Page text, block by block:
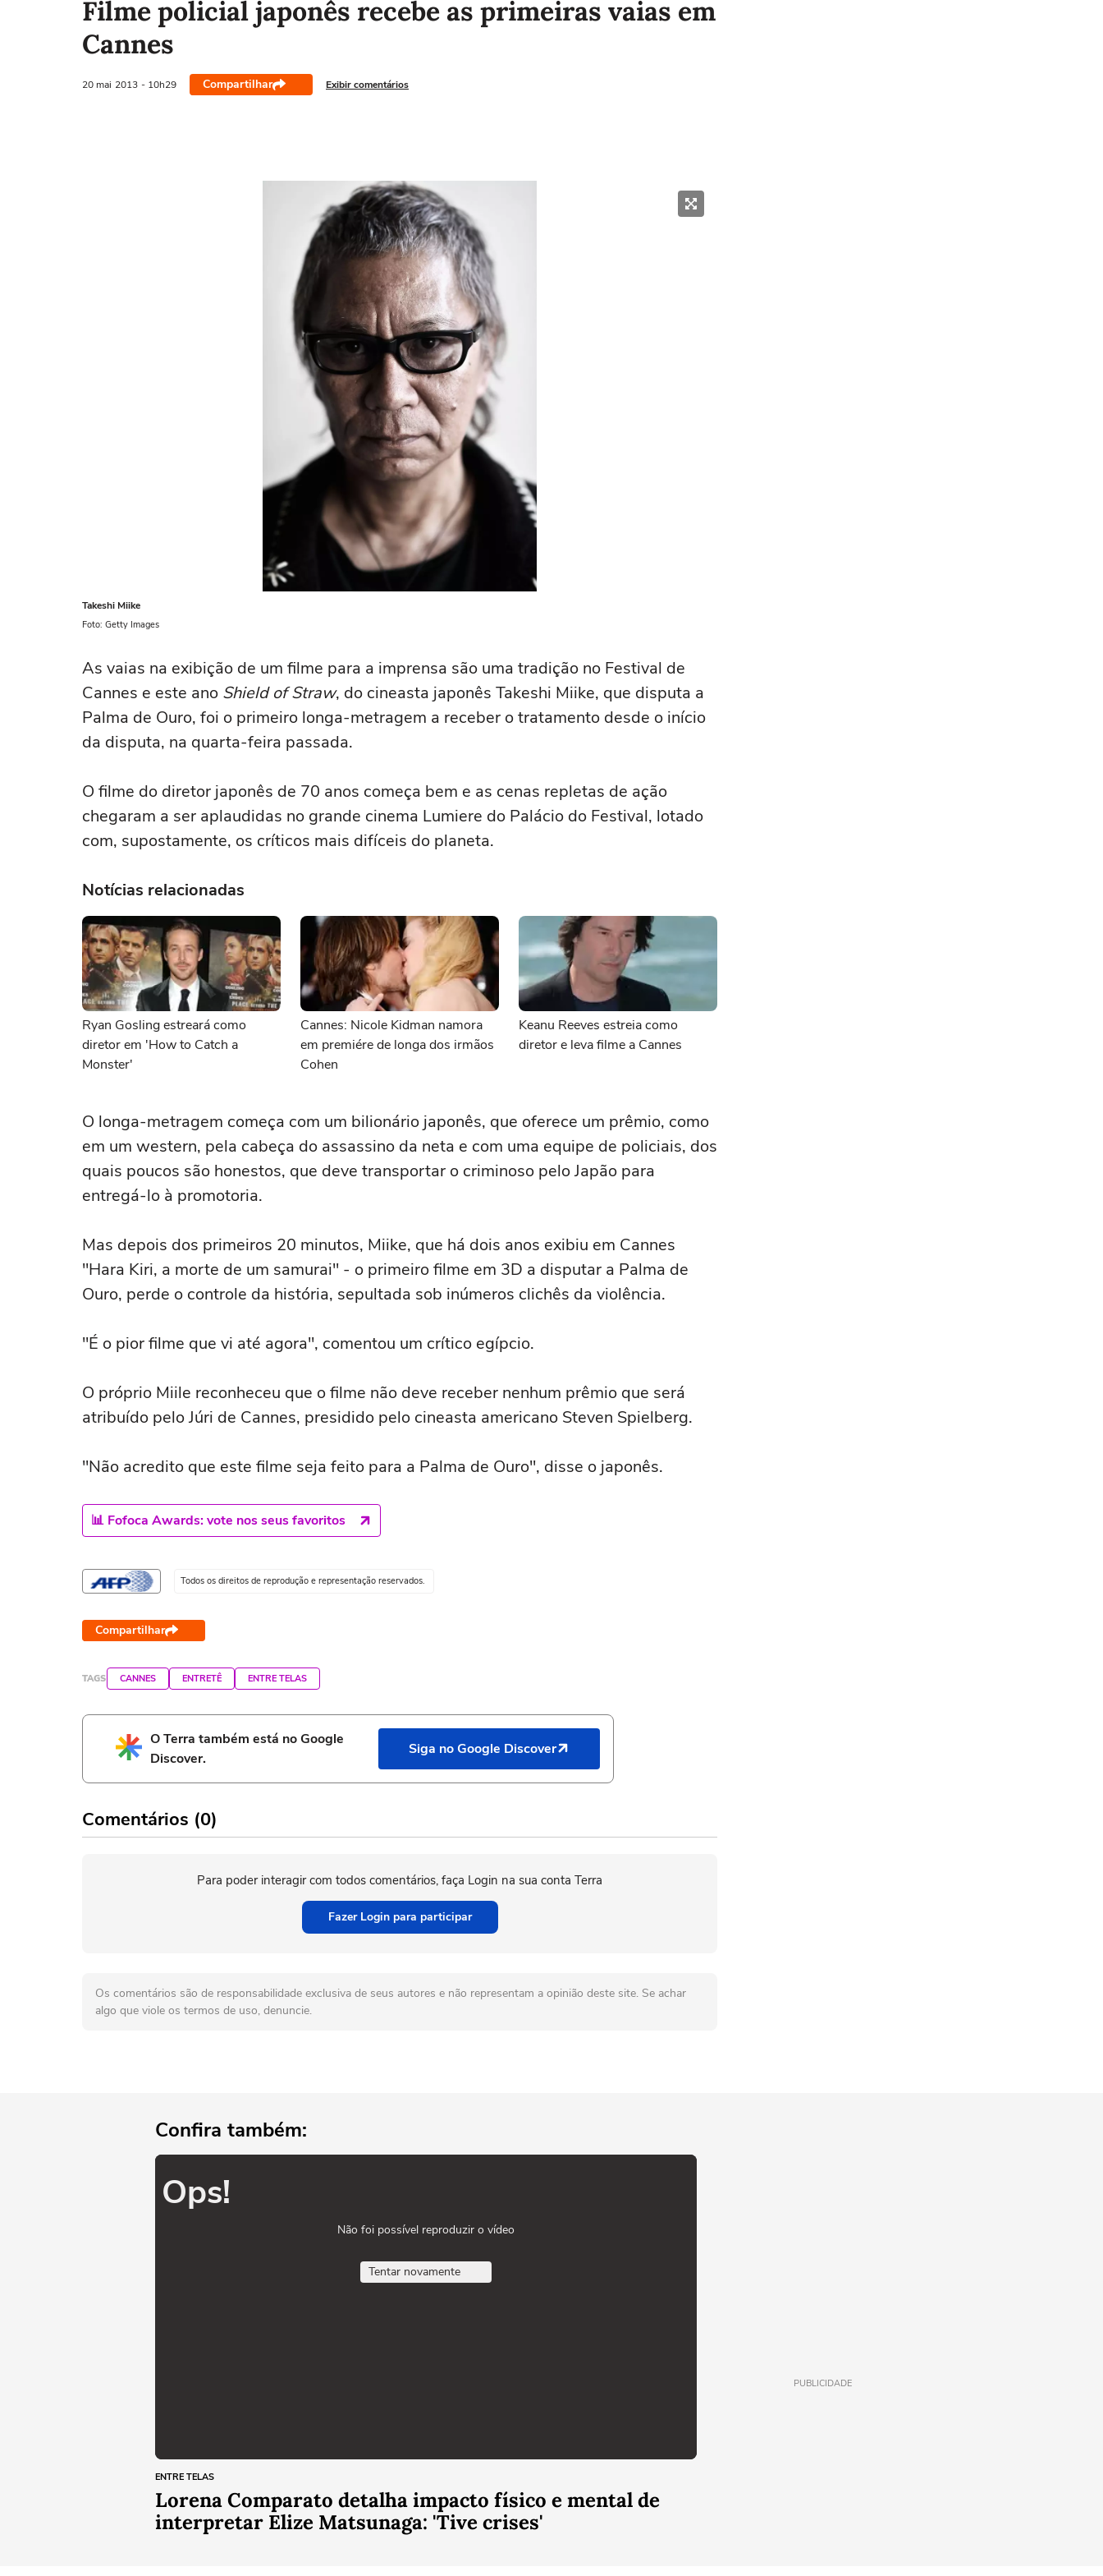
Filme policial japonês recebe as primeiras vaias em
Cannes
20 mai 2013 - 10h29 Compartilhar Exibir comentários
Takeshi Miike
Foto: Getty Images
As vaias na exibição de um filme para a imprensa são uma tradição no Festival de
Cannes e este ano Shield of Straw, do cineasta japonês Takeshi Miike, que disputa a
Palma de Ouro, foi o primeiro longa-metragem a receber o tratamento desde o início
da disputa, na quarta-feira passada.
O filme do diretor japonês de 70 anos começa bem e as cenas repletas de ação
chegaram a ser aplaudidas no grande cinema Lumiere do Palácio do Festival, lotado
com, supostamente, os críticos mais difíceis do planeta.
Notícias relacionadas
Ryan Gosling estreará como
diretor em 'How to Catch a
Monster'
Cannes: Nicole Kidman namora
em premiére de longa dos irmãos
Cohen
Keanu Reeves estreia como
diretor e leva filme a Cannes
O longa-metragem começa com um bilionário japonês, que oferece um prêmio, como
em um western, pela cabeça do assassino da neta e com uma equipe de policiais, dos
quais poucos são honestos, que deve transportar o criminoso pelo Japão para
entregá-lo à promotoria.
Mas depois dos primeiros 20 minutos, Miike, que há dois anos exibiu em Cannes
"Hara Kiri, a morte de um samurai" - o primeiro filme em 3D a disputar a Palma de
Ouro, perde o controle da história, sepultada sob inúmeros clichês da violência.
"É o pior filme que vi até agora", comentou um crítico egípcio.
O próprio Miile reconheceu que o filme não deve receber nenhum prêmio que será
atribuído pelo Júri de Cannes, presidido pelo cineasta americano Steven Spielberg.
"Não acredito que este filme seja feito para a Palma de Ouro", disse o japonês.
📊 Fofoca Awards: vote nos seus favoritos
Todos os direitos de reprodução e representação reservados.
Compartilhar
TAGS CANNES ENTRETÊ ENTRE TELAS
O Terra também está no Google
Discover.
Siga no Google Discover
Comentários (0)
Para poder interagir com todos comentários, faça Login na sua conta Terra
Fazer Login para participar
Os comentários são de responsabilidade exclusiva de seus autores e não representam a opinião deste site. Se achar
algo que viole os termos de uso, denuncie.
Confira também:
Ops!
Não foi possível reproduzir o vídeo
Tentar novamente
ENTRE TELAS
Lorena Comparato detalha impacto físico e mental de
interpretar Elize Matsunaga: 'Tive crises'
PUBLICIDADE